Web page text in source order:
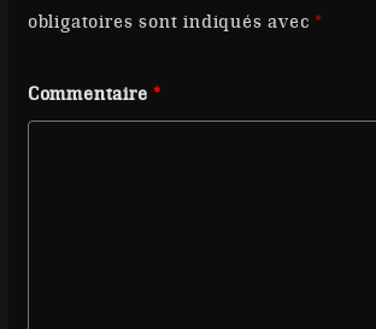
obligatoires sont indiqués avec*
Commentaire*